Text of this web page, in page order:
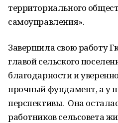
территориального
самоуправления».
Завершила свою работу
главой сельского
благодарности и
прочный фундамент, а у
перспективы. Она
работников сельсовета